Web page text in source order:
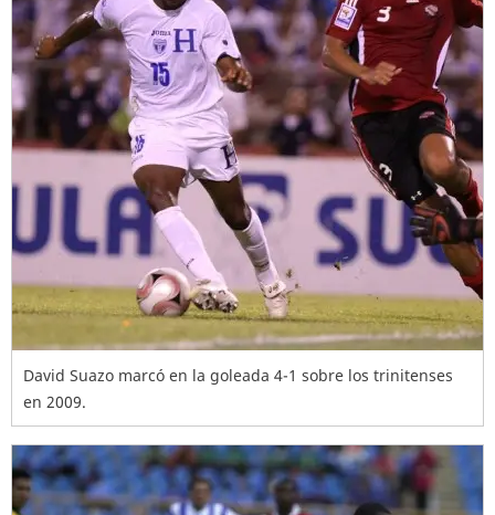
David Suazo marcó en la goleada 4-1 sobre los trinitenses
en 2009.